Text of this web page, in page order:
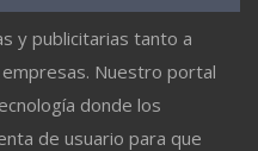
y publicitarias tanto a
Nuestro portal
donde los
de usuario para que